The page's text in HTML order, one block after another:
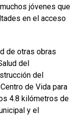
jóvenes que
en el acceso
de otras obras
del
del
de Vida para
4.8 kilómetros de
y el